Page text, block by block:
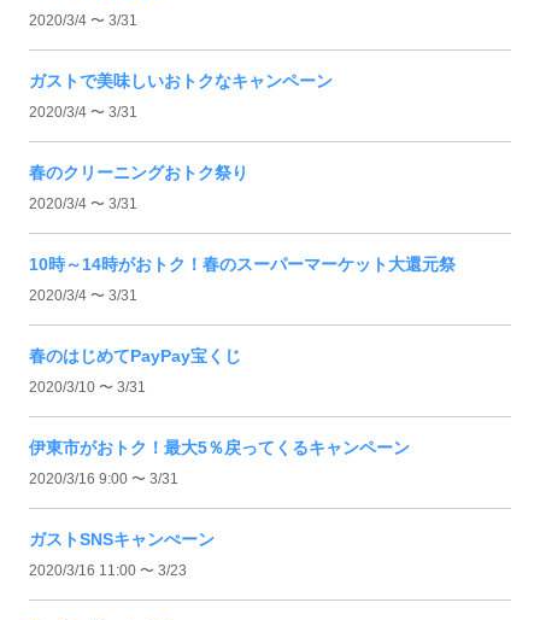
2020/3/4 〜 3/31
ガストで美味しいおトクなキャンペーン
2020/3/4 〜 3/31
春のクリーニングおトク祭り
2020/3/4 〜 3/31
10時～14時がおトク！春のスーパーマーケット大還元祭
2020/3/4 〜 3/31
春のはじめてPayPay宝くじ
2020/3/10 〜 3/31
伊東市がおトク！最大5％戻ってくるキャンペーン
2020/3/16 9:00 〜 3/31
ガストSNSキャンぺーン
2020/3/16 11:00 〜 3/23